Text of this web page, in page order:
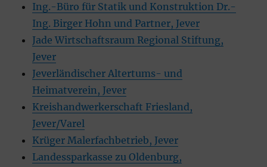
Ing.-Büro für Statik und Konstruktion Dr.-
Ing. Birger Hohn und Partner, Jever
Jade Wirtschaftsraum Regional Stiftung,
Jever
Jeverländischer Altertums- und
Heimatverein, Jever
Kreishandwerkerschaft Friesland,
Jever/Varel
Krüger Malerfachbetrieb, Jever
Landessparkasse zu Oldenburg,